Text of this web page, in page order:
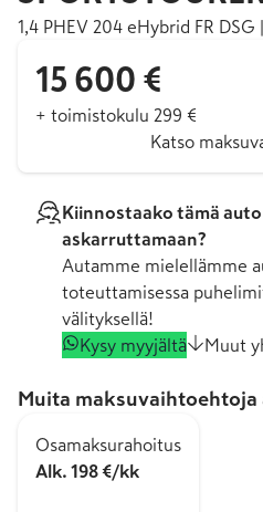
1,4 PHEV 204 eHybrid FR DSG
15 600 €
+ toimistokulu 299 €
Katso
Kiinnostaako tämä
askarruttamaan?
Autamme mielellämme
toteuttamisessa
välityksellä!
Kysy myyjältä
Muut
Muita
Osamaksurahoitus
Alk. 198 €/kk